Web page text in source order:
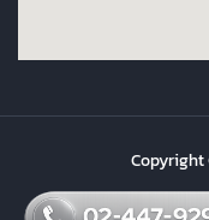
Copyright